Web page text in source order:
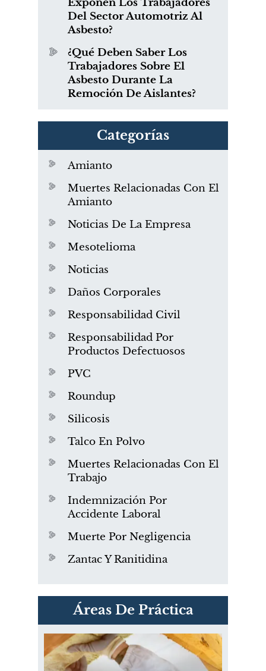
Del Sector Automotriz Al
Asbesto?
¿Qué Deben Saber Los
Trabajadores Sobre El
Asbesto Durante La
Remoción De Aislantes?
Categorías
Amianto
Muertes Relacionadas Con El
Amianto
Noticias De La Empresa
Mesotelioma
Noticias
Daños Corporales
Responsabilidad Civil
Responsabilidad Por
Productos Defectuosos
PVC
Roundup
Silicosis
Talco En Polvo
Muertes Relacionadas Con El
Trabajo
Indemnización Por
Accidente Laboral
Muerte Por Negligencia
Zantac Y Ranitidina
Áreas De Práctica
PVC Cloruro de polivinilo
Exposición